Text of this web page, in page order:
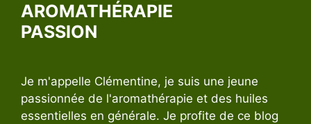
AROMATHÉRAPIE
PASSION
Je m'appelle Clémentine, je suis une jeune
passionnée de l'aromathérapie et des huiles
essentielles en générale. Je profite de ce blog